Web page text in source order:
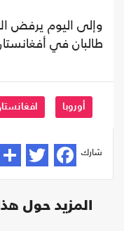
وإلى اليوم يرفض
طالبان في
أوروبا
شارك
المزيد حول